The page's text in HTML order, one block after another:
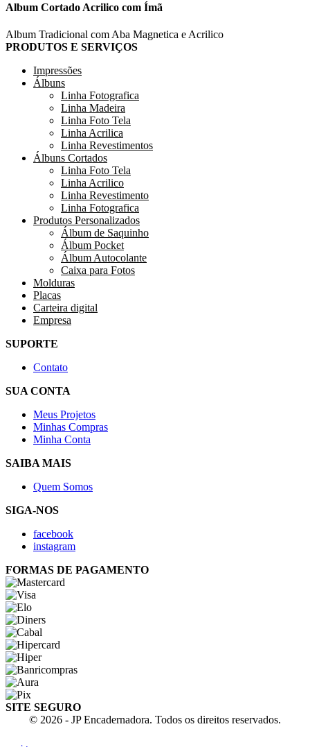
Album Cortado Acrilico com Ímã
Album Tradicional com Aba Magnetica e Acrilico
PRODUTOS E SERVIÇOS
Impressões
Álbuns
Linha Fotografica
Linha Madeira
Linha Foto Tela
Linha Acrilica
Linha Revestimentos
Álbuns Cortados
Linha Foto Tela
Linha Acrilico
Linha Revestimento
Linha Fotografica
Produtos Personalizados
Álbum de Saquinho
Álbum Pocket
Álbum Autocolante
Caixa para Fotos
Molduras
Placas
Carteira digital
Empresa
SUPORTE
Contato
SUA CONTA
Meus Projetos
Minhas Compras
Minha Conta
SAIBA MAIS
Quem Somos
SIGA-NOS
facebook
instagram
FORMAS DE PAGAMENTO
SITE SEGURO
© 2026 - JP Encadernadora. Todos os direitos reservados.